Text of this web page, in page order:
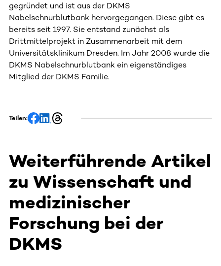
gegründet und ist aus der DKMS
Nabelschnurblutbank hervorgegangen. Diese gibt es
bereits seit 1997. Sie entstand zunächst als
Drittmittelprojekt in Zusammenarbeit mit dem
Universitätsklinikum Dresden. Im Jahr 2008 wurde die
DKMS Nabelschnurblutbank ein eigenständiges
Mitglied der DKMS Familie.
Teilen:
Weiterführende Artikel
zu Wissenschaft und
medizinischer
Forschung bei der
DKMS